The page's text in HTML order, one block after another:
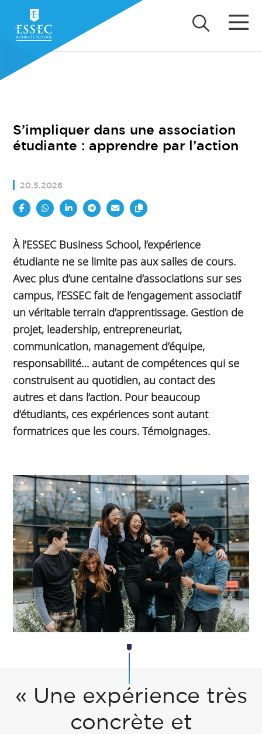
S’impliquer dans une association
étudiante : apprendre par l’action
20.5.2026
À l’ESSEC Business School, l’expérience
étudiante ne se limite pas aux salles de cours.
Avec plus d’une centaine d’associations sur ses
campus, l’ESSEC fait de l’engagement associatif
un véritable terrain d’apprentissage. Gestion de
projet, leadership, entrepreneuriat,
communication, management d’équipe,
responsabilité… autant de compétences qui se
construisent au quotidien, au contact des
autres et dans l’action. Pour beaucoup
d’étudiants, ces expériences sont autant
formatrices que les cours. Témoignages.
« Une expérience très
concrète et